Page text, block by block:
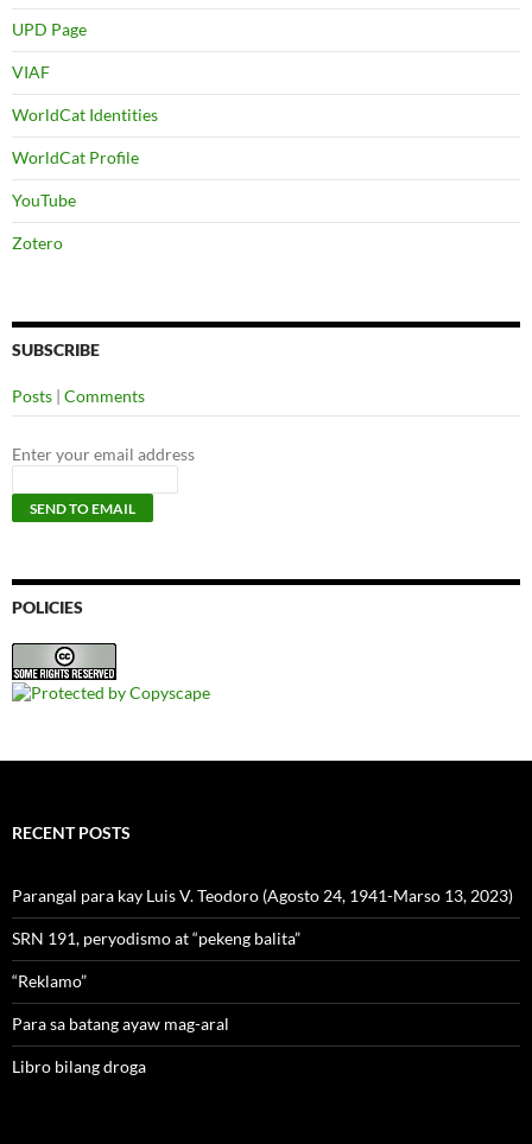
UPD Page
VIAF
WorldCat Identities
WorldCat Profile
YouTube
Zotero
SUBSCRIBE
Posts | Comments
Enter your email address
POLICIES
RECENT POSTS
Parangal para kay Luis V. Teodoro (Agosto 24, 1941-Marso 13, 2023)
SRN 191, peryodismo at “pekeng balita”
“Reklamo”
Para sa batang ayaw mag-aral
Libro bilang droga